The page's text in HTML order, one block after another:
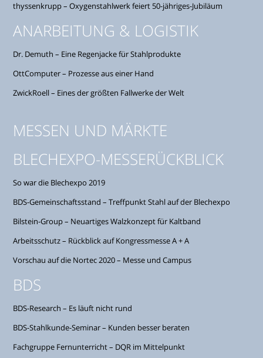
thyssenkrupp – Oxygenstahlwerk feiert 50-jähriges-Jubiläum
ANARBEITUNG & LOGISTIK
Dr. Demuth – Eine Regenjacke für Stahlprodukte
OttComputer – Prozesse aus einer Hand
ZwickRoell – Eines der größten Fallwerke der Welt
MESSEN UND MÄRKTE
BLECHEXPO-MESSERÜCKBLICK
So war die Blechexpo 2019
BDS-Gemeinschaftsstand – Treffpunkt Stahl auf der Blechexpo
Bilstein-Group – Neuartiges Walzkonzept für Kaltband
Arbeitsschutz – Rückblick auf Kongressmesse A + A
Vorschau auf die Nortec 2020 – Messe und Campus
BDS
BDS-Research – Es läuft nicht rund
BDS-Stahlkunde-Seminar – Kunden besser beraten
Fachgruppe Fernunterricht – DQR im Mittelpunkt